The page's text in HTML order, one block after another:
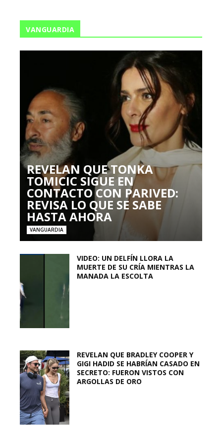
VANGUARDIA
REVELAN QUE TONKA
TOMICIC SIGUE EN
CONTACTO CON PARIVED:
REVISA LO QUE SE SABE
HASTA AHORA
VANGUARDIA
VIDEO: UN DELFÍN LLORA LA
MUERTE DE SU CRÍA MIENTRAS LA
MANADA LA ESCOLTA
REVELAN QUE BRADLEY COOPER Y
GIGI HADID SE HABRÍAN CASADO EN
SECRETO: FUERON VISTOS CON
ARGOLLAS DE ORO